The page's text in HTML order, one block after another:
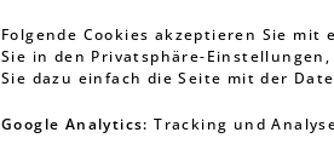
Folgende Cookies akzeptieren Sie
Sie in den Privatsphäre-
Sie dazu einfach die Seite mit der
Google Analytics: Tracking und